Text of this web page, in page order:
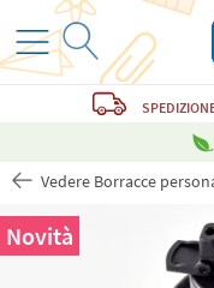
Vedere Borracce
Novità